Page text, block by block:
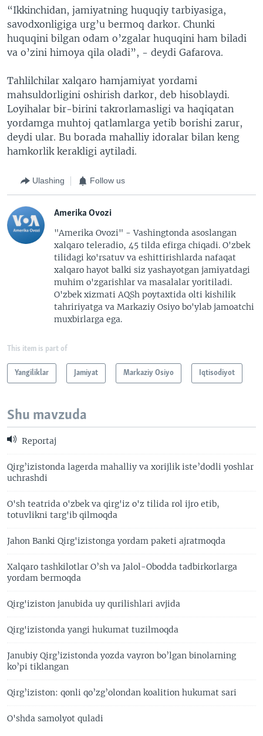
“Ikkinchidan, jamiyatning huquqiy tarbiyasiga,
savodxonligiga urg’u bermoq darkor. Chunki
huquqini bilgan odam o’zgalar huquqini ham biladi
va o’zini himoya qila oladi”, - deydi Gafarova.
Tahlilchilar xalqaro hamjamiyat yordami
mahsuldorligini oshirish darkor, deb hisoblaydi.
Loyihalar bir-birini takrorlamasligi va haqiqatan
yordamga muhtoj qatlamlarga yetib borishi zarur,
deydi ular. Bu borada mahalliy idoralar bilan keng
hamkorlik kerakligi aytiladi.
Ulashing Follow us
Amerika Ovozi
"Amerika Ovozi" - Vashingtonda asoslangan
xalqaro teleradio, 45 tilda efirga chiqadi. O'zbek
tilidagi ko'rsatuv va eshittirishlarda nafaqat
xalqaro hayot balki siz yashayotgan jamiyatdagi
muhim o'zgarishlar va masalalar yoritiladi.
O'zbek xizmati AQSh poytaxtida olti kishilik
tahririyatga va Markaziy Osiyo bo'ylab jamoatchi
muxbirlarga ega.
This item is part of
Yangiliklar Jamiyat Markaziy Osiyo Iqtisodiyot
Shu mavzuda
Reportaj
Qirg’izistonda lagerda mahalliy va xorijlik iste’dodli yoshlar
uchrashdi
O'sh teatrida o'zbek va qirg'iz o'z tilida rol ijro etib,
totuvlikni targ'ib qilmoqda
Jahon Banki Qirg'izistonga yordam paketi ajratmoqda
Xalqaro tashkilotlar O’sh va Jalol-Obodda tadbirkorlarga
yordam bermoqda
Qirg'iziston janubida uy qurilishlari avjida
Qirg'izistonda yangi hukumat tuzilmoqda
Janubiy Qirg’izistonda yozda vayron bo’lgan binolarning
ko’pi tiklangan
Qirg’iziston: qonli qo’zg’olondan koalition hukumat sari
O'shda samolyot quladi